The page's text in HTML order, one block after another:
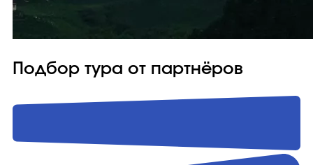
Подбор тура от партнёров